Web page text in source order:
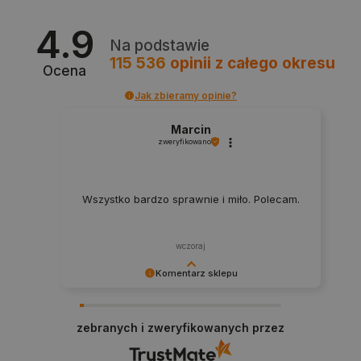
4.9
Ocena
Na podstawie
115 536 opinii z całego okresu
Jak zbieramy opinie?
Komentarz sklepu
na przyszłość.
Marcin
zweryfikowano
Wszystko bardzo sprawnie i miło. Polecam.
wczoraj
zebranych i zweryfikowanych przez